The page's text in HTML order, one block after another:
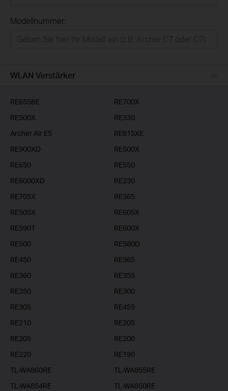
Businessanwender
Modellnummer:
WLAN Verstärker
RE655BE
RE700X
RE500X
RE330
Archer Air E5
RE815XE
RE900XD
RE500X
RE650
RE550
RE6000XD
RE230
RE705X
RE365
RE505X
RE605X
RE590T
RE600X
RE500
RE580D
RE450
RE365
RE360
RE355
RE350
RE300
RE305
RE455
RE210
RE205
RE205
RE200
RE220
RE190
TL-WA860RE
TL-WA855RE
TL-WA854RE
TL-WA850RE